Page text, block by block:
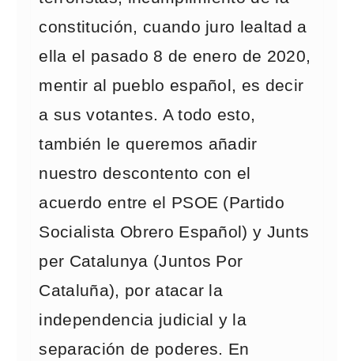
constitución, cuando juro lealtad a
ella el pasado 8 de enero de 2020,
mentir al pueblo español, es decir
a sus votantes. A todo esto,
también le queremos añadir
nuestro descontento con el
acuerdo entre el PSOE (Partido
Socialista Obrero Español) y Junts
per Catalunya (Juntos Por
Cataluña), por atacar la
independencia judicial y la
separación de poderes. En